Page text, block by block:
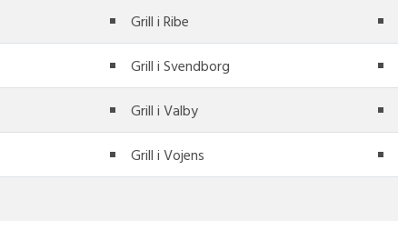
Grill i Ribe
Grill i Svendborg
Grill i Valby
Grill i Vojens